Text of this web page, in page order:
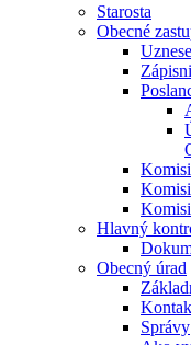
Starosta
Obecné
Hlavný
Obecný úrad
Správy